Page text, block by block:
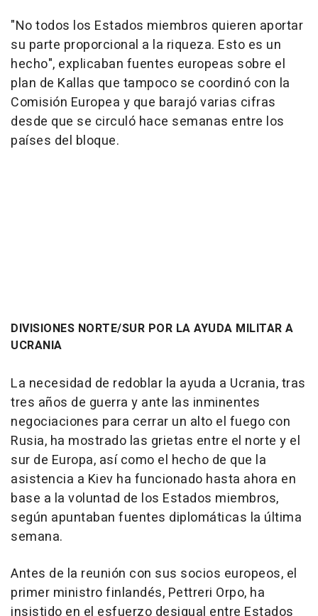
"No todos los Estados miembros quieren aportar
su parte proporcional a la riqueza. Esto es un
hecho", explicaban fuentes europeas sobre el
plan de Kallas que tampoco se coordinó con la
Comisión Europea y que barajó varias cifras
desde que se circuló hace semanas entre los
países del bloque.
DIVISIONES NORTE/SUR POR LA AYUDA MILITAR A
UCRANIA
La necesidad de redoblar la ayuda a Ucrania, tras
tres años de guerra y ante las inminentes
negociaciones para cerrar un alto el fuego con
Rusia, ha mostrado las grietas entre el norte y el
sur de Europa, así como el hecho de que la
asistencia a Kiev ha funcionado hasta ahora en
base a la voluntad de los Estados miembros,
según apuntaban fuentes diplomáticas la última
semana.
Antes de la reunión con sus socios europeos, el
primer ministro finlandés, Pettreri Orpo, ha